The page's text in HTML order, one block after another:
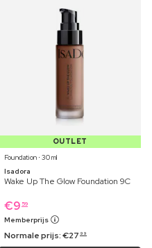
OUTLET
Foundation ⋅ 30 ml
Isadora
Wake Up The Glow Foundation 9C
€9 59
Memberprijs
Normale prijs:€27 99